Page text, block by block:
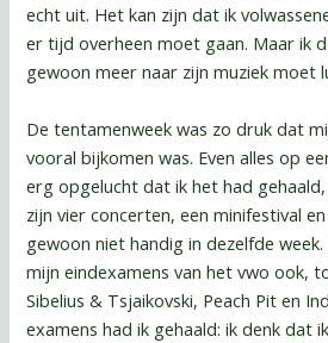
echt uit. Het kan zijn dat ik
er tijd overheen moet gaan. Maar ik
gewoon meer naar zijn muziek moet
De tentamenweek was zo druk dat
vooral bijkomen was. Even alles op
erg opgelucht dat ik het had
zijn vier concerten, een minifestival
gewoon niet handig in dezelfde
mijn eindexamens van het vwo ook,
Sibelius & Tsjaikovski, Peach Pit en
examens had ik gehaald: ik denk dat